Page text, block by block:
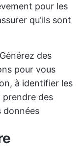
pour les
qu'ils sont
Générez des
pour vous
à identifier les
prendre des
données